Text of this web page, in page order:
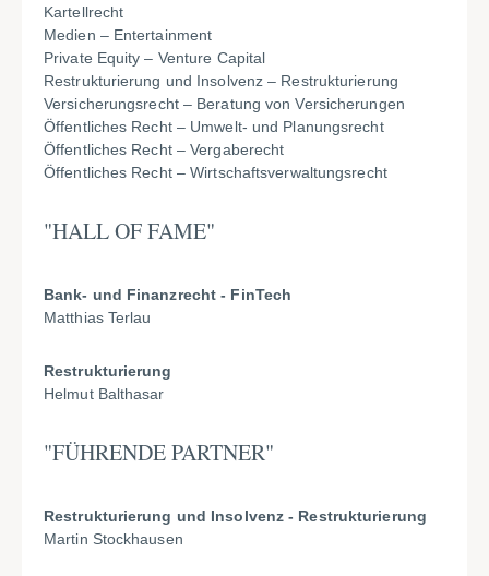
Kartellrecht
Medien – Entertainment
Private Equity – Venture Capital
Restrukturierung und Insolvenz – Restrukturierung
Versicherungsrecht – Beratung von Versicherungen
Öffentliches Recht – Umwelt- und Planungsrecht
Öffentliches Recht – Vergaberecht
Öffentliches Recht – Wirtschaftsverwaltungsrecht
"HALL OF FAME"
Bank- und Finanzrecht - FinTech
Matthias Terlau
Restrukturierung
Helmut Balthasar
"FÜHRENDE PARTNER"
Restrukturierung und Insolvenz - Restrukturierung
Martin Stockhausen